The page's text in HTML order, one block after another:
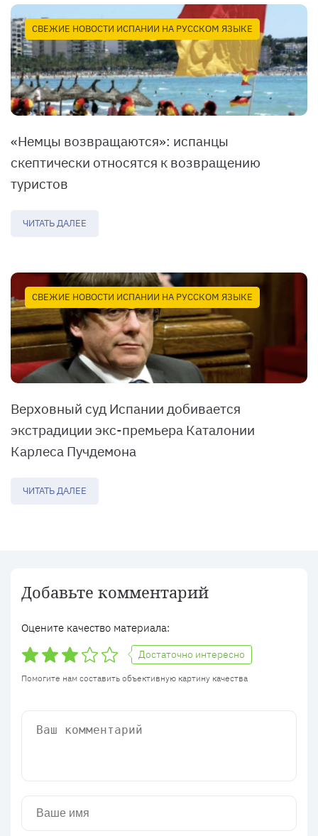
СВЕЖИЕ НОВОСТИ ИСПАНИИ НА РУССКОМ ЯЗЫКЕ
«Немцы возвращаются»: испанцы
скептически относятся к возвращению
туристов
ЧИТАТЬ ДАЛЕЕ
СВЕЖИЕ НОВОСТИ ИСПАНИИ НА РУССКОМ ЯЗЫКЕ
Верховный суд Испании добивается
экстрадиции экс-премьера Каталонии
Карлеса Пучдемона
ЧИТАТЬ ДАЛЕЕ
Добавьте комментарий
Оцените качество материала:
Достаточно интересно
Помогите нам составить объективную картину качества